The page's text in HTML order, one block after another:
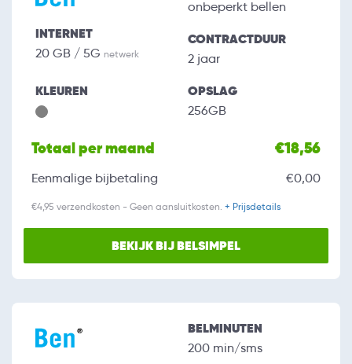
INTERNET
20 GB / 5G netwerk
onbeperkt bellen
CONTRACTDUUR
2 jaar
KLEUREN OPSLAG
256GB
Totaal per maand €18,56
Eenmalige bijbetaling €0,00
€4,95 verzendkosten - Geen aansluitkosten. + Prijsdetails
BEKIJK BIJ BELSIMPEL
BELMINUTEN
200 min/sms